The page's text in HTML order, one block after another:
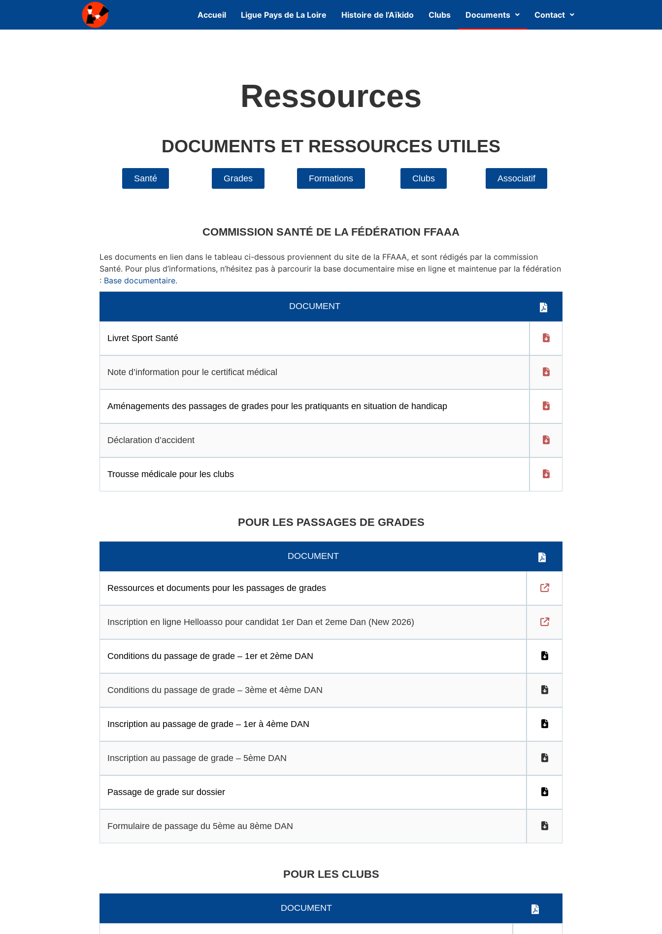
Accueil Ligue Pays de La Loire Histoire de l’Aïkido Clubs Documents Contact
Ressources
DOCUMENTS ET RESSOURCES UTILES
Santé Grades Formations Clubs Associatif
COMMISSION SANTÉ DE LA FÉDÉRATION FFAAA
Les documents en lien dans le tableau ci-dessous proviennent du site de la FFAAA, et sont rédigés par la commission
Santé. Pour plus d’informations, n’hésitez pas à parcourir la base documentaire mise en ligne et maintenue par la fédération
: Base documentaire.
DOCUMENT
Livret Sport Santé
Note d’information pour le certificat médical
Aménagements des passages de grades pour les pratiquants en situation de handicap
Déclaration d’accident
Trousse médicale pour les clubs
POUR LES PASSAGES DE GRADES
DOCUMENT
Ressources et documents pour les passages de grades
Inscription en ligne Helloasso pour candidat 1er Dan et 2eme Dan (New 2026)
Conditions du passage de grade – 1er et 2ème DAN
Conditions du passage de grade – 3ème et 4ème DAN
Inscription au passage de grade – 1er à 4ème DAN
Inscription au passage de grade – 5ème DAN
Passage de grade sur dossier
Formulaire de passage du 5ème au 8ème DAN
POUR LES CLUBS
DOCUMENT